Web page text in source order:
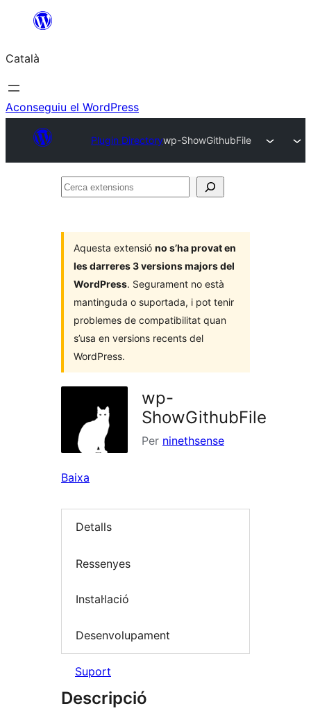
contingut
Català
Aconseguiu el WordPress
Plugin Directorywp-ShowGithubFile
Cerca
Aquesta extensió no s’ha provat en
les darreres 3 versions majors del
WordPress. Segurament no està
mantinguda o suportada, i pot tenir
problemes de compatibilitat quan
s’usa en versions recents del
WordPress.
wp-
ShowGithubFile
Per ninethsense
Baixa
Detalls
Ressenyes
Instal·lació
Desenvolupament
Suport
Descripció